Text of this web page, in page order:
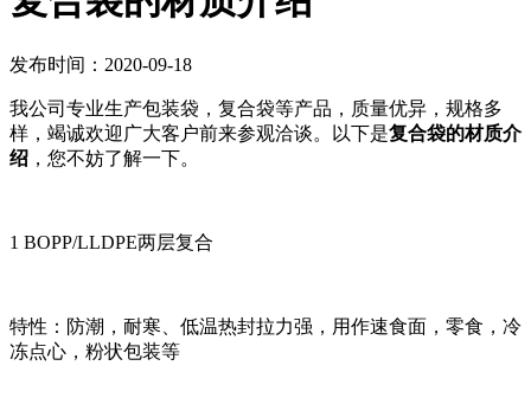
发布时间：2020-09-18
我公司专业生产包装袋，复合袋等产品，质量优异，规格多
样，竭诚欢迎广大客户前来参观洽谈。以下是复合袋的材质介
绍 ，您不妨了解一下。
1 BOPP/LLDPE两层复合
特性：防潮，耐寒、低温热封拉力强，用作速食面，零食，冷
冻点心，粉状包装等